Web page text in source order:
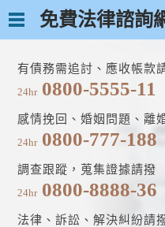
免費法律諮詢
有債務需追討、應收帳款
24hr 0800-5555-11
感情挽回、婚姻問題、離
24hr 0800-777-188
調查跟蹤，蒐集證據請撥
24hr 0800-8888-36
法律、訴訟、解決糾紛請